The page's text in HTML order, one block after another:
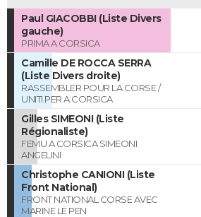
Paul GIACOBBI (Liste Divers
gauche)
PRIMA A CORSICA
Camille DE ROCCA SERRA
(Liste Divers droite)
RASSEMBLER POUR LA CORSE /
UNITI PER A CORSICA
Gilles SIMEONI (Liste
Régionaliste)
FEMU A CORSICA SIMEONI
ANGELINI
Christophe CANIONI (Liste
Front National)
FRONT NATIONAL CORSE AVEC
MARINE LE PEN